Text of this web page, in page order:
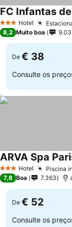
3 EstrelasHotel
FC Infantas
8,2 Muito boa
De € 38
Consulte os
3 EstrelasHotel Piscina
ARVA Spa
7,8 Boa 7.363
De € 52
Consulte os